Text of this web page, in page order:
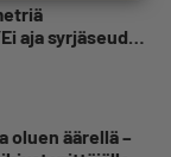
aja syrjäseudun
oluen äärellä –